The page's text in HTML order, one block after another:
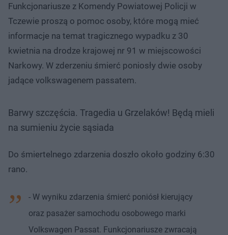
Funkcjonariusze z Komendy Powiatowej Policji w
Tczewie proszą o pomoc osoby, które mogą mieć
informacje na temat tragicznego wypadku z 30
kwietnia na drodze krajowej nr 91 w miejscowości
Narkowy. W zderzeniu śmierć poniosły dwie osoby
jadące volkswagenem passatem.
Barwy szczęścia. Tragedia u Grzelaków! Będą mieli
na sumieniu życie sąsiada
Do śmiertelnego zdarzenia doszło około godziny 6:30
rano.
- W wyniku zdarzenia śmierć poniósł kierujący
oraz pasażer samochodu osobowego marki
Volkswagen Passat. Funkcjonariusze zwracają